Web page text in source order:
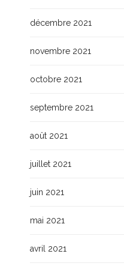
décembre 2021
novembre 2021
octobre 2021
septembre 2021
août 2021
juillet 2021
juin 2021
mai 2021
avril 2021